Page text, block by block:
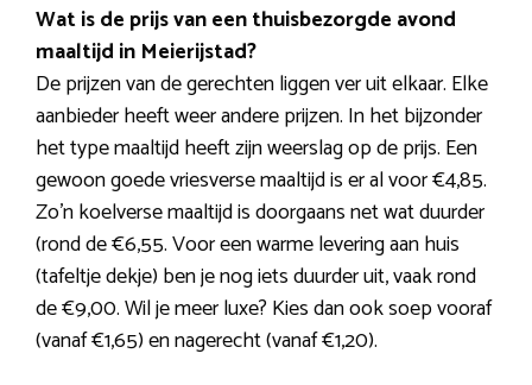
Wat is de prijs van een thuisbezorgde avond
maaltijd in Meierijstad?
De prijzen van de gerechten liggen ver uit elkaar. Elke
aanbieder heeft weer andere prijzen. In het bijzonder
het type maaltijd heeft zijn weerslag op de prijs. Een
gewoon goede vriesverse maaltijd is er al voor €4,85.
Zo’n koelverse maaltijd is doorgaans net wat duurder
(rond de €6,55. Voor een warme levering aan huis
(tafeltje dekje) ben je nog iets duurder uit, vaak rond
de €9,00. Wil je meer luxe? Kies dan ook soep vooraf
(vanaf €1,65) en nagerecht (vanaf €1,20).